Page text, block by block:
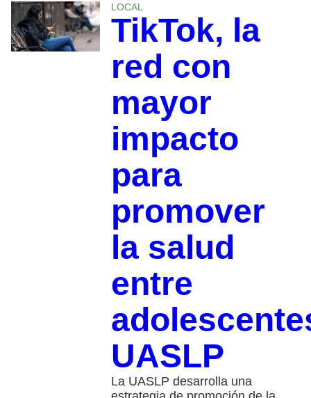
LOCAL
TikTok, la
red con
mayor
impacto
para
promover
la salud
entre
UASLP
La UASLP desarrolla una